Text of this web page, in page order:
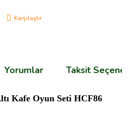
Karşılaştır
Yorumlar Taksit
Kafe Oyun Seti HCF86